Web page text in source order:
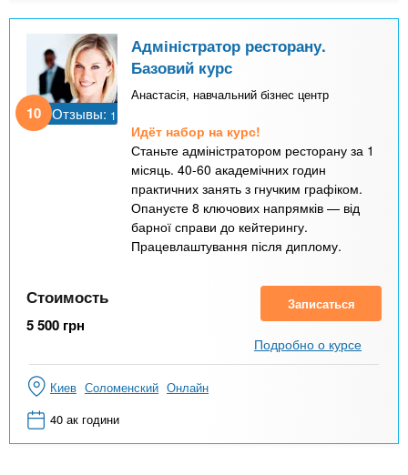
10 Отзывы: 1
Адміністратор ресторану.
Базовий курс
Анастасія, навчальний бізнес центр
Идёт набор на курс!
Станьте адміністратором ресторану за 1
місяць. 40-60 академічних годин
практичних занять з гнучким графіком.
Опануєте 8 ключових напрямків — від
барної справи до кейтерингу.
Працевлаштування після диплому.
Стоимость
5 500 грн
Записаться
Подробно о курсе
Киев Соломенский Онлайн
40 ак години